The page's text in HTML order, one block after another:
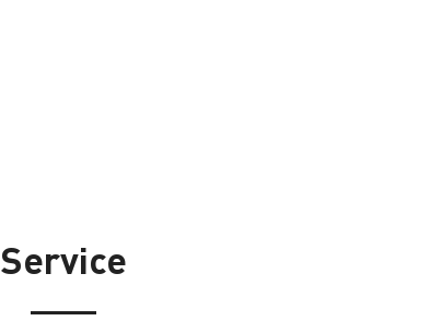
Service